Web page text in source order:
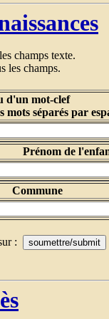
champs texte.
les champs.
d'un mot-clef
mots séparés par
Prénom de
Commune
: